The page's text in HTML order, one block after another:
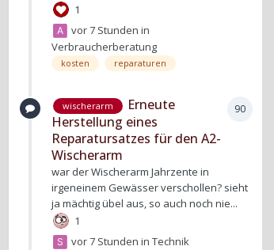
1
vor 7 Stunden in
Verbraucherberatung
kosten reparaturen
90
wischerarm
Erneute
Herstellung eines
Reparatursatzes für den A2-
Wischerarm
war der Wischerarm Jahrzente in
irgeneinem Gewässer verschollen? sieht
ja mächtig übel aus, so auch noch nie...
1
vor 7 Stunden inTechnik